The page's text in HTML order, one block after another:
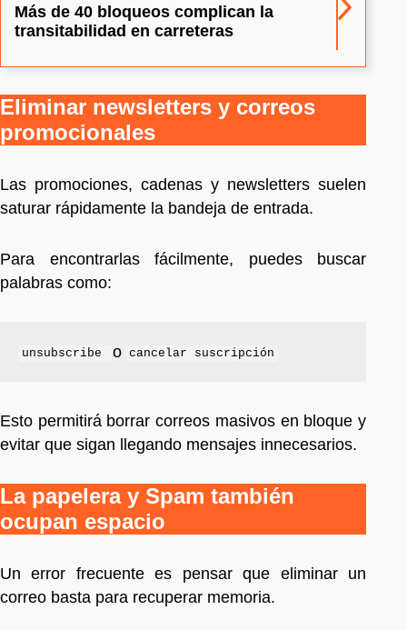
Más de 40 bloqueos complican la
transitabilidad en carreteras
Eliminar newsletters y correos
promocionales
Las promociones, cadenas y newsletters suelen
saturar rápidamente la bandeja de entrada.
Para encontrarlas fácilmente, puedes buscar
palabras como:
unsubscribe o cancelar suscripción
Esto permitirá borrar correos masivos en bloque y
evitar que sigan llegando mensajes innecesarios.
La papelera y Spam también
ocupan espacio
Un error frecuente es pensar que eliminar un
correo basta para recuperar memoria.